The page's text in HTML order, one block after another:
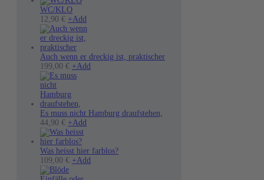
WC/KLO
12,90 € +Add
Auch wenn er dreckig ist, praktischer
199,00 € +Add
Es muss nicht Hamburg draufstehen,
44,90 € +Add
mehrere
Varianten
Was heisst hier farblos?
109,00 € +Add